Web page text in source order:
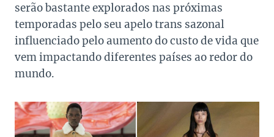
serão bastante explorados nas próximas
temporadas pelo seu apelo trans sazonal
influenciado pelo aumento do custo de vida que
vem impactando diferentes países ao redor do
mundo.